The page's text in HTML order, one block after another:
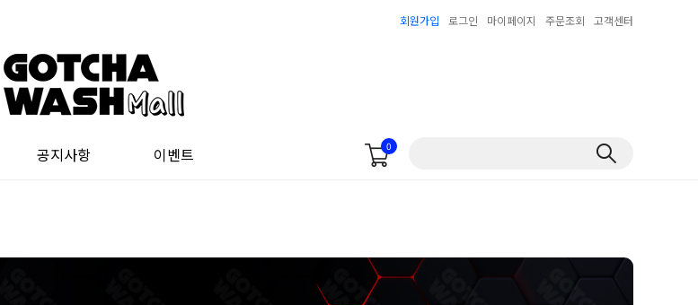
회원가입 로그인 마이페이지 주문조회 고객센터
공지사항 이벤트 0